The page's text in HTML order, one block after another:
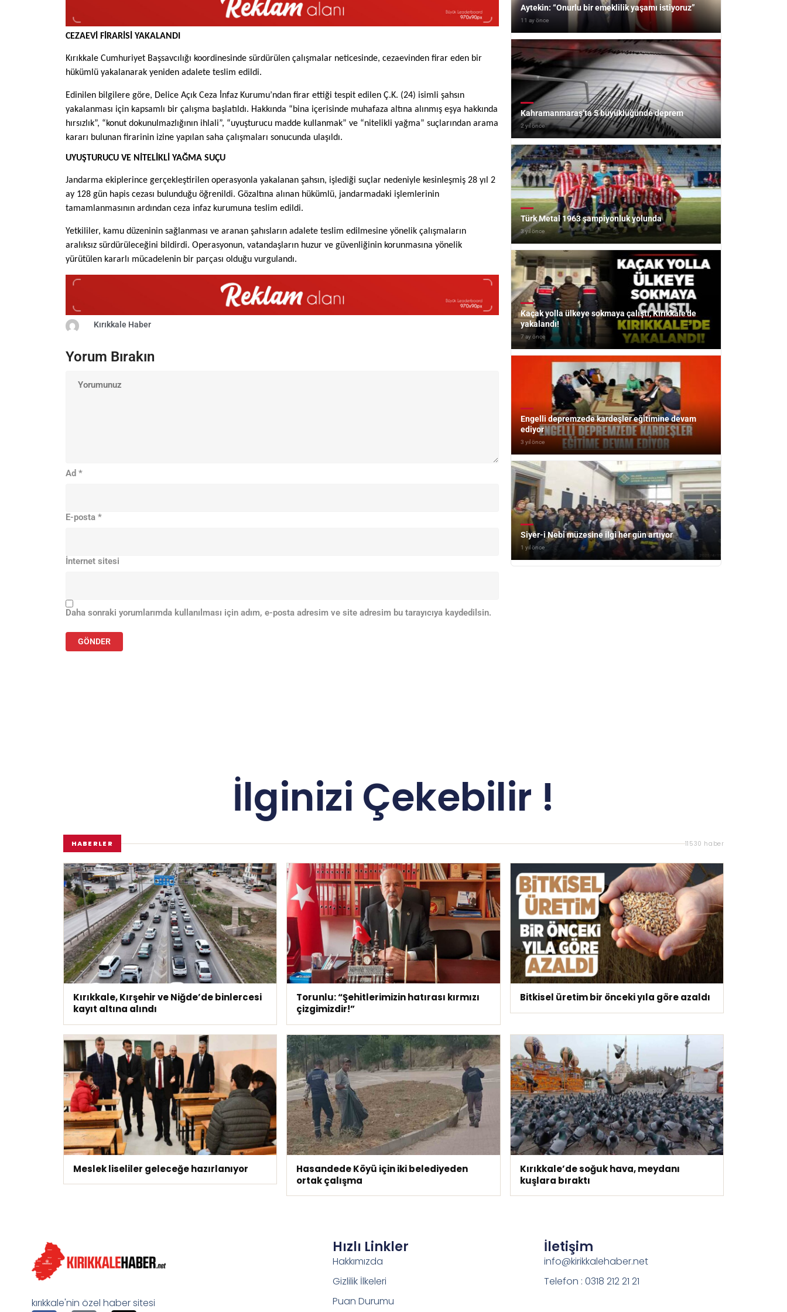
CEZAEVİ FİRARİSİ YAKALANDI
Kırıkkale Cumhuriyet Başsavcılığı koordinesinde sürdürülen çalışmalar neticesinde, cezaevinden firar eden bir
hükümlü yakalanarak yeniden adalete teslim edildi.
Edinilen bilgilere göre, Delice Açık Ceza İnfaz Kurumu’ndan firar ettiği tespit edilen Ç.K. (24) isimli şahsın
yakalanması için kapsamlı bir çalışma başlatıldı. Hakkında “bina içerisinde muhafaza altına alınmış eşya hakkında
hırsızlık”, “konut dokunulmazlığının ihlali”, “uyuşturucu madde kullanmak” ve “nitelikli yağma” suçlarından arama
kararı bulunan firarinin izine yapılan saha çalışmaları sonucunda ulaşıldı.
UYUŞTURUCU VE NİTELİKLİ YAĞMA SUÇU
Jandarma ekiplerince gerçekleştirilen operasyonla yakalanan şahsın, işlediği suçlar nedeniyle kesinleşmiş 28 yıl 2
ay 128 gün hapis cezası bulunduğu öğrenildi. Gözaltına alınan hükümlü, jandarmadaki işlemlerinin
tamamlanmasının ardından ceza infaz kurumuna teslim edildi.
Yetkililer, kamu düzeninin sağlanması ve aranan şahısların adalete teslim edilmesine yönelik çalışmaların
aralıksız sürdürüleceğini bildirdi. Operasyonun, vatandaşların huzur ve güvenliğinin korunmasına yönelik
yürütülen kararlı mücadelenin bir parçası olduğu vurgulandı.
Kırıkkale Haber
Yorum Bırakın
Ad *
E-posta *
İnternet sitesi
Daha sonraki yorumlarımda kullanılması için adım, e-posta adresim ve site adresim bu tarayıcıya kaydedilsin.
Aytekin: “Onurlu bir emeklilik yaşamı istiyoruz”
11 ay önce
Kahramanmaraş’ta 5 büyüklüğünde deprem
2 yıl önce
Türk Metal 1963 şampiyonluk yolunda
3 yıl önce
Kaçak yolla ülkeye sokmaya çalıştı, Kırıkkale’de
yakalandı!
7 ay önce
Engelli depremzede kardeşler eğitimine devam
ediyor
3 yıl önce
Siyer-i Nebi müzesine ilgi her gün artıyor
1 yıl önce
İlginizi Çekebilir !
HABERLER 11530 haber
Kırıkkale, Kırşehir ve Niğde’de binlercesi
kayıt altına alındı
Torunlu: “Şehitlerimizin hatırası kırmızı
çizgimizdir!”
Bitkisel üretim bir önceki yıla göre azaldı
Meslek liseliler geleceğe hazırlanıyor
Hasandede Köyü için iki belediyeden
ortak çalışma
Kırıkkale’de soğuk hava, meydanı
kuşlara bıraktı
kırıkkale'nin özel haber sitesi
Hızlı Linkler
Hakkımızda
Gizlilik İlkeleri
Puan Durumu
İletişim
info@kirikkalehaber.net
Telefon : 0318 212 21 21